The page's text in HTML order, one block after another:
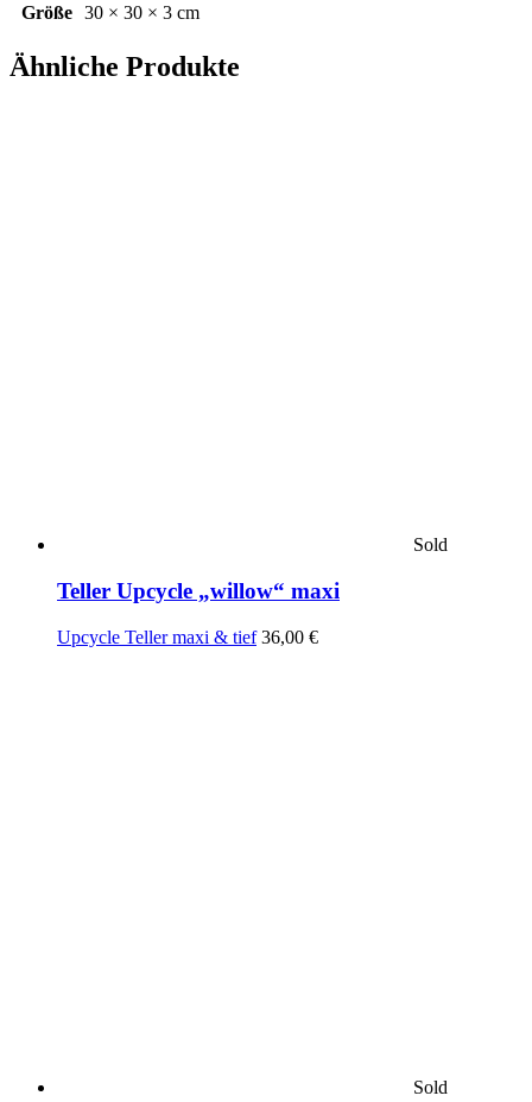
Größe
30 × 30 × 3 cm
Ähnliche Produkte
Sold
Teller Upcycle „willow“ maxi
Upcycle Teller maxi & tief 36,00 €
Sold